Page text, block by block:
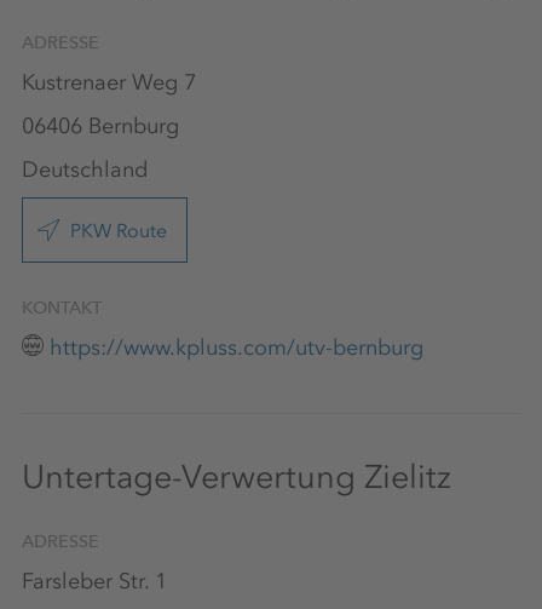
ADRESSE
Kustrenaer Weg 7
06406 Bernburg
Deutschland
PKW Route
KONTAKT
https://www.kpluss.com/utv-bernburg
Untertage-Verwertung Zielitz
ADRESSE
Farsleber Str. 1